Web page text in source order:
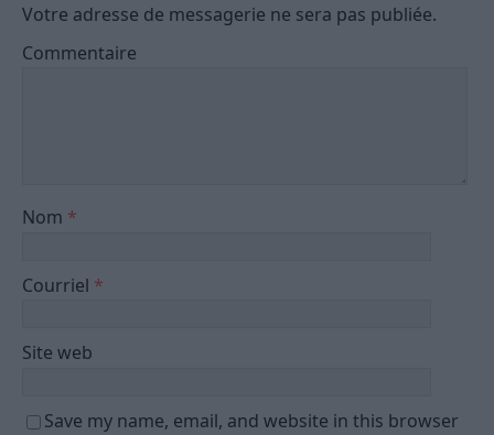
Votre adresse de messagerie ne sera pas publiée.
Commentaire
Nom *
Courriel *
Site web
Save my name, email, and website in this browser